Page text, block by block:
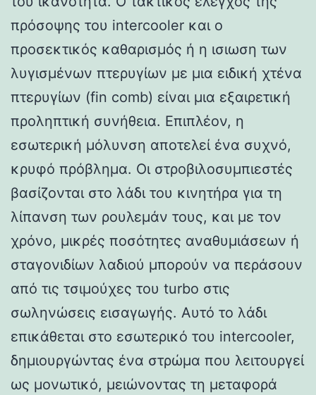
πρόσοψης του intercooler και ο
προσεκτικός καθαρισμός ή η ισιωση των
λυγισμένων πτερυγίων με μια ειδική χτένα
πτερυγίων (fin comb) είναι μια εξαιρετική
προληπτική συνήθεια. Επιπλέον, η
εσωτερική μόλυνση αποτελεί ένα συχνό,
κρυφό πρόβλημα. Οι στροβιλοσυμπιεστές
βασίζονται στο λάδι του κινητήρα για τη
λίπανση των ρουλεμάν τους, και με τον
χρόνο, μικρές ποσότητες αναθυμιάσεων ή
σταγονιδίων λαδιού μπορούν να περάσουν
από τις τσιμούχες του turbo στις
σωληνώσεις εισαγωγής. Αυτό το λάδι
επικάθεται στο εσωτερικό του intercooler,
δημιουργώντας ένα στρώμα που λειτουργεί
ως μονωτικό, μειώνοντας τη μεταφορά